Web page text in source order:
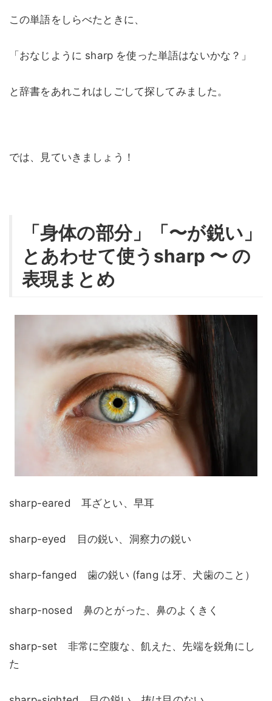
この単語をしらべたときに、
「おなじように sharp を使った単語はないかな？」
と辞書をあれこれはしごして探してみました。
では、見ていきましょう！
「身体の部分」「〜が鋭い」
とあわせて使うsharp 〜 の
表現まとめ
sharp-eared 耳ざとい、早耳
sharp-eyed 目の鋭い、洞察力の鋭い
sharp-fanged 歯の鋭い (fang は牙、犬歯のこと）
sharp-nosed 鼻のとがった、鼻のよくきく
sharp-set 非常に空腹な、飢えた、先端を鋭角にし
た